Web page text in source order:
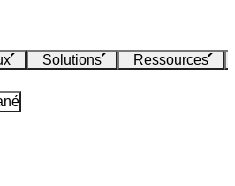
Solutions Ressources